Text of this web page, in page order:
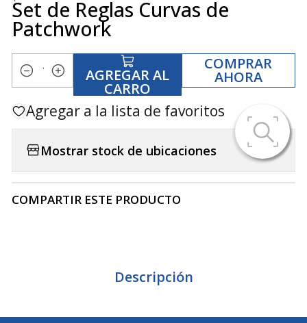
Set de Reglas Curvas de
Patchwork
Cantidad AGREGAR AL
CARRO
COMPRAR
AHORA
Agregar a la lista de favoritos
Mostrar stock de ubicaciones
COMPARTIR ESTE PRODUCTO
Descripción